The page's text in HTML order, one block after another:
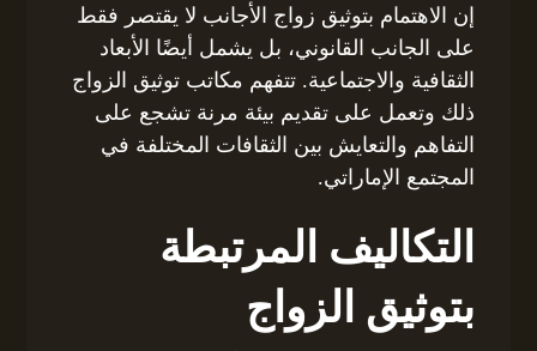
إن الاهتمام بتوثيق زواج الأجانب لا يقتصر فقط
على الجانب القانوني، بل يشمل أيضًا الأبعاد
الثقافية والاجتماعية. تتفهم مكاتب توثيق الزواج
ذلك وتعمل على تقديم بيئة مرنة تشجع على
التفاهم والتعايش بين الثقافات المختلفة في
المجتمع الإماراتي.
التكاليف المرتبطة
بتوثيق الزواج